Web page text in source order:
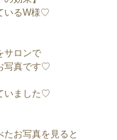
いるW様♡
サロンで
写真です♡
いました♡
たお写真を見ると